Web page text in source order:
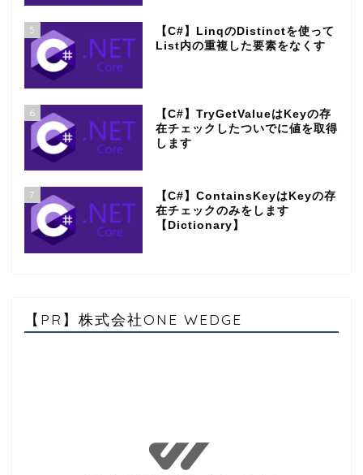
5
【C#】LinqのDistinctを使って
List内の重複した要素をなくす
6
【C#】TryGetValueはKeyの存
在チェックしたついでに値を取得
します
7
【C#】ContainsKeyはKeyの存
在チェックのみをします
【Dictionary】
【PR】株式会社ONE WEDGE